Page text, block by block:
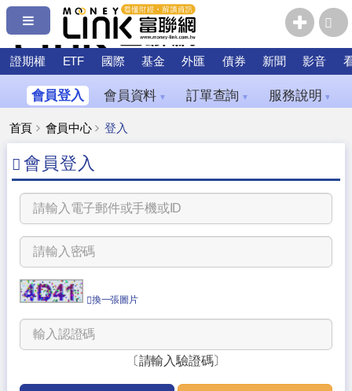
證期權 ETF 國際 基金 外匯 債券 新聞 影音
會員登入 會員資料 ▼ 訂單查詢 ▼ 服務說明 ▼
首頁 會員中心 登入
會員登入
換一張圖片
〔請輸入驗證碼〕